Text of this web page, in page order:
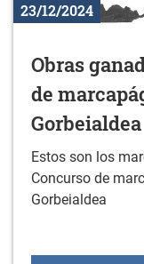
23/12/2024
Obras
de
Gorbeialdea
Estos son los
Concurso de
Gorbeialdea